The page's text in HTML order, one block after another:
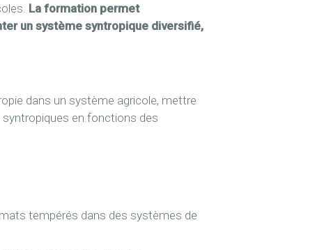
La formation permet
un système syntropique diversifié,
dans un système agricole, mettre
syntropiques en fonctions des
tempérés dans des systèmes de